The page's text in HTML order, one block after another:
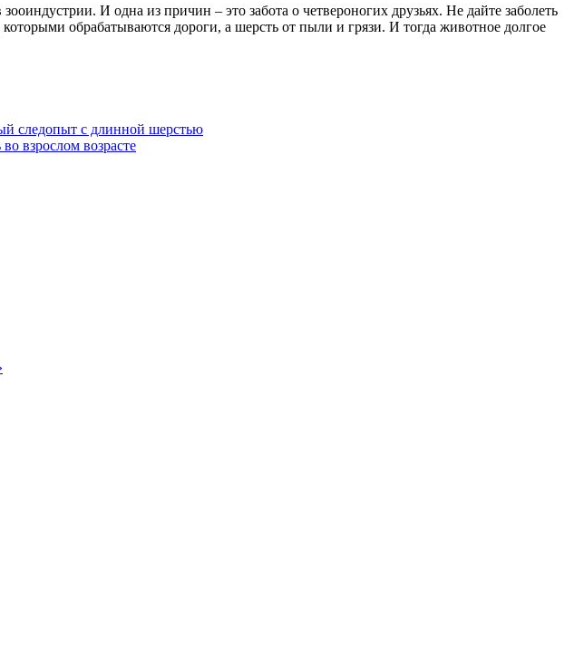
И одна из причин – это забота о четвероногих друзьях. Не дайте заболеть
обрабатываются дороги, а шерсть от пыли и грязи. И тогда животное долгое
следопыт с длинной шерстью
взрослом возрасте